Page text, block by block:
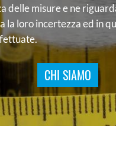
delle misure e ne
la loro incertezza ed in
CHI SIAMO
alla metrologia
di misura legale:
APRI